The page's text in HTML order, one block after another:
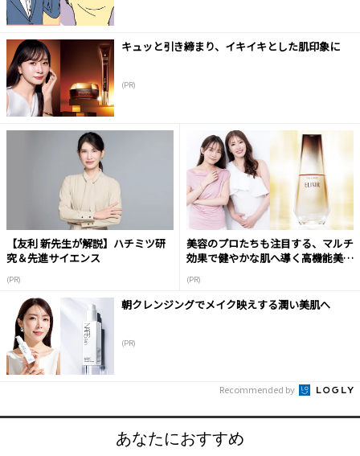
キュッと引き締まり、イキイキとした肌印象に
(PR)
【友利 新先生が解説】ハチミツ研
究＆先進サイエンス
(PR)
美容のプロたちも注目する、マルチ
効果で健やかな肌へ導く高機能美容
(PR)
朝クレンジングでメイク映えする潤い美肌へ
(PR)
Recommended by
あなたにおすすめ